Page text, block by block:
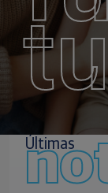
Últimas